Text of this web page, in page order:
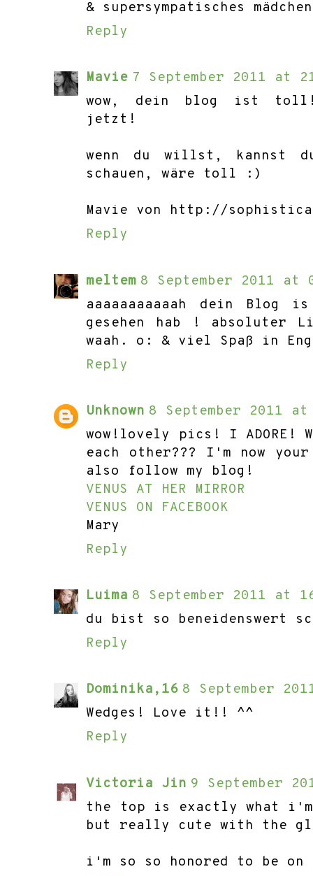
& supersympatisches
Reply
Mavie 7 September 2011 at
wow, dein blog ist
jetzt!
wenn du willst, kannst
schauen, wäre toll :)
Mavie von http://
Reply
meltem 8 September 2011 at
aaaaaaaaaaah dein
gesehen hab ! absoluter
waah. o: & viel Spaß in
Reply
Unknown 8 September 2011
wow!lovely pics! I
each other??? I'm now
also follow my blog!
VENUS AT HER MIRROR
VENUS ON FACEBOOK
Mary
Reply
Luima 8 September 2011 at
du bist so beneidenswert
Reply
Dominika,16 8 September
Wedges! Love it!! ^^
Reply
Victoria Jin 9 September
the top is exactly what
but really cute with the
i'm so so honored to be